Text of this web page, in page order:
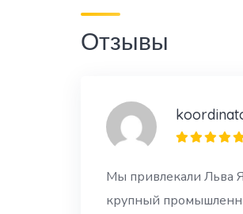
Отзывы
Мы привлекали Льва
крупный